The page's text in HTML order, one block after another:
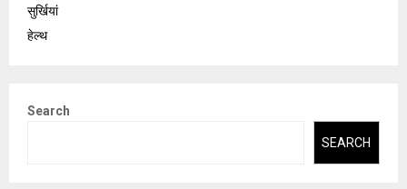
सुर्खियां
हेल्थ
Search
SEARCH